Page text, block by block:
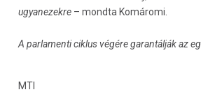
ugyanezekre – mondta Komáromi.
A parlamenti ciklus végére garantálják az
MTI